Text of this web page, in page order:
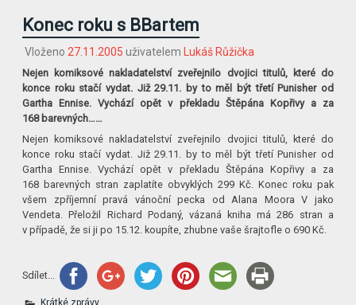
Konec roku s BBartem
Vloženo 27.11.2005 uživatelem Lukáš Růžička
Nejen komiksové nakladatelství zveřejnilo dvojici titulů, které do
konce roku stačí vydat. Již 29.11. by to měl být třetí Punisher od
Gartha Ennise. Vychází opět v překladu Štěpána Kopřivy a za
168 barevných……
Nejen komiksové nakladatelství zveřejnilo dvojici titulů, které do
konce roku stačí vydat. Již 29.11. by to měl být třetí Punisher od
Gartha Ennise. Vychází opět v překladu Štěpána Kopřivy a za
168 barevných stran zaplatíte obvyklých 299 Kč. Konec roku pak
všem zpříjemní pravá vánoční pecka od Alana Moora V jako
Vendeta. Přeložil Richard Podaný, vázaná kniha má 286 stran a
v případě, že si ji po 15.12. koupíte, zhubne vaše šrajtofle o 690 Kč.
Sdílet...